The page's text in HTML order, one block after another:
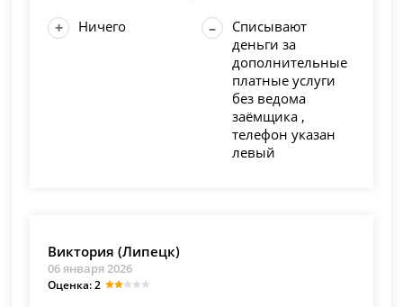
Ничего
Списывают
деньги за
дополнительные
платные услуги
без ведома
заёмщика ,
телефон указан
левый
Виктория (Липецк)
06 января 2026
Оценка: 2